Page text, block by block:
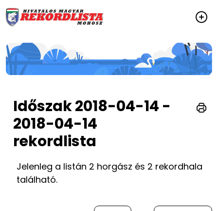
Időszak 2018-04-14 -
2018-04-14
rekordlista
Jelenleg a listán 2 horgász és 2 rekordhala
található.